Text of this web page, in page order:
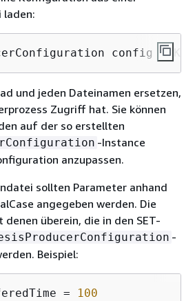
config =
und jeden Dateinamen ersetzen,
Zugriff hat. Sie können
auf der so erstellten
-Instance
anzupassen.
sollten Parameter anhand
angegeben werden. Die
überein, die in den SET-
-
Beispiel:
=
100